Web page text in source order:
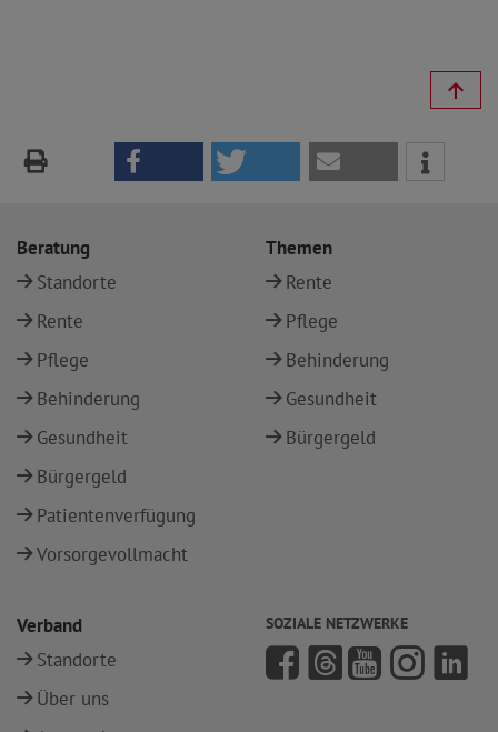
Beratung
Standorte
Rente
Pflege
Behinderung
Gesundheit
Bürgergeld
Patientenverfügung
Vorsorgevollmacht
Themen
Rente
Pflege
Behinderung
Gesundheit
Bürgergeld
Verband
Standorte
Über uns
SOZIALE NETZWERKE